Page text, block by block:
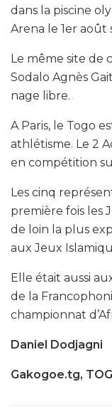
dans la piscine
Arena le 1er août
Le même site de
Sodalo Agnès
nage libre.
A Paris, le Togo
athlétisme. Le 2
en compétition
Les cinq
première fois les
de loin la plus
aux Jeux
Elle était aussi
de la
championnat
Daniel Dodjagni
Gakogoe.tg,